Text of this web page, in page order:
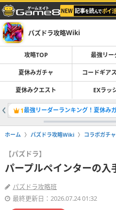
パズドラ攻略Wiki
攻略TOP 最強リー
夏休みガチャ コードギア
夏休みクエスト EXラッ
1最強リーダーランキング！夏休み
ホーム パズドラ攻略Wiki コラボガチ
【パズドラ】
パープルペインターの入
パズドラ攻略班
最終更新日：2026.07.24 01:32